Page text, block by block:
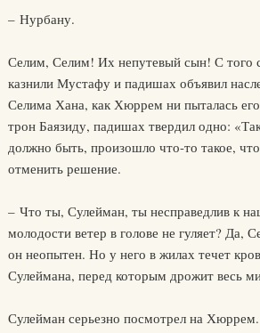
– Нурбану.
Селим, Селим! Их непутевый сын! С того
казнили Мустафу и падишах объявил
Селима Хана, как Хюррем ни пыталась
трон Баязиду, падишах твердил одно:
должно быть, произошло что-то такое,
отменить решение.
– Что ты, Сулейман, ты несправедлив к
молодости ветер в голове не гуляет? Да,
он неопытен. Но у него в жилах течет
Сулеймана, перед которым дрожит весь
Сулейман серьезно посмотрел на Хюррем.